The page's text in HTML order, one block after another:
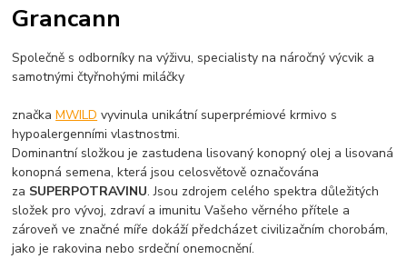
Grancann
Společně s odborníky na výživu, specialisty na náročný výcvik a
samotnými čtyřnohými miláčky
značkaMWILD vyvinula unikátní superprémiové krmivo s
hypoalergenními vlastnostmi.
Dominantní složkou je zastudena lisovaný konopný olej a lisovaná
konopná semena, která jsou celosvětově označována
za SUPERPOTRAVINU. Jsou zdrojem celého spektra důležitých
složek pro vývoj, zdraví a imunitu Vašeho věrného přítele a
zároveň ve značné míře dokáží předcházet civilizačním chorobám,
jako je rakovina nebo srdeční onemocnění.